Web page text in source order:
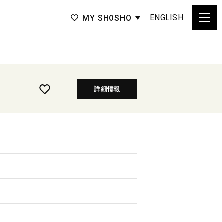
MY SHOSHO ENGLISH
詳細情報